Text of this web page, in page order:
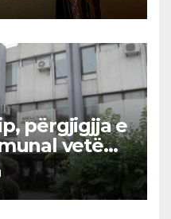
përgjigjja e
vetëm